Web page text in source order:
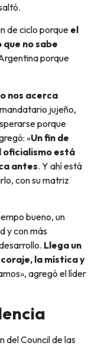
de ciclo porque el
no sabe
porque
nos acerca
jujeño,
porque
«Un fin de
oficialismo está
antes. Y ahí está
con su matriz
bueno, un
y con más
Llega un
la mística y
agregó el líder
del Council de las